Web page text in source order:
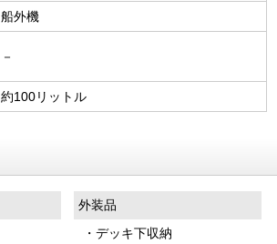
船外機
－
約100リットル
外装品
・デッキ下収納